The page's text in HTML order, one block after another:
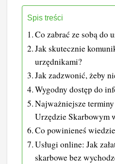
Spis treści
Co zabrać ze sobą do
Jak skutecznie
urzędnikami?
Jak zadzwonić, żeby
Wygodny dostęp do
Najważniejsze
Urzędzie Skarbowym
Co powinieneś
Usługi online: Jak
skarbowe bez